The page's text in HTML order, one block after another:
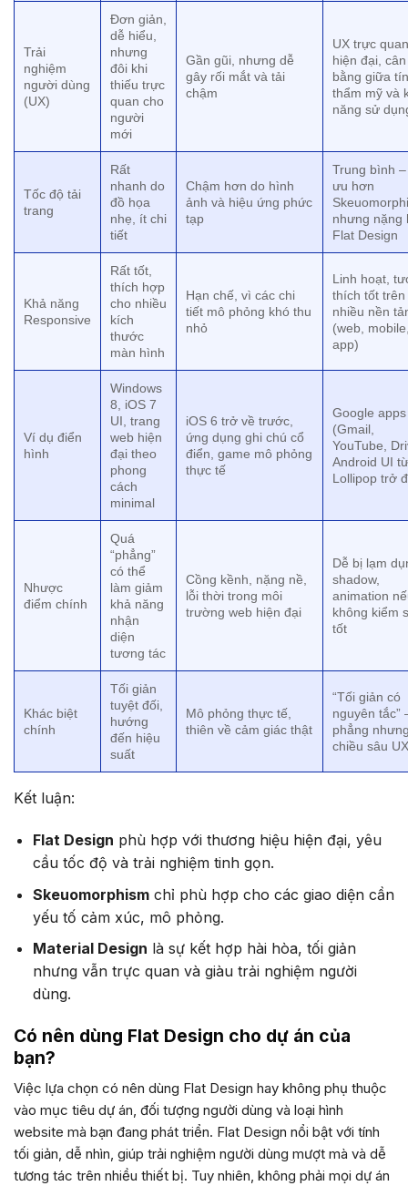
Trải
nghiệm
người dùng
(UX)
Đơn giản,
dễ hiểu,
nhưng
đôi khi
thiếu trực
quan cho
người
mới
Gần gũi, nhưng dễ
gây rối mắt và tải
chậm
UX trực
hiện đại, cân
bằng giữa
thẩm mỹ và
năng sử
Tốc độ tải
trang
Rất
nhanh do
đồ họa
nhẹ, ít chi
tiết
Chậm hơn do hình
ảnh và hiệu ứng phức
tạp
Trung bình
ưu hơn
nhưng nặng
Flat Design
Khả năng
Responsive
Rất tốt,
thích hợp
cho nhiều
kích
thước
màn hình
Hạn chế, vì các chi
tiết mô phỏng khó thu
nhỏ
Linh hoạt,
thích tốt trên
nhiều nền
(web,
app)
Ví dụ điển
hình
Windows
8, iOS 7
UI, trang
web hiện
đại theo
phong
cách
minimal
iOS 6 trở về trước,
ứng dụng ghi chú cổ
điển, game mô phỏng
thực tế
Google apps
(Gmail,
YouTube,
Android UI từ
Lollipop trở
Nhược
điểm chính
Quá
“phẳng”
có thể
làm giảm
khả năng
nhận
diện
tương tác
Cồng kềnh, nặng nề,
lỗi thời trong môi
trường web hiện đại
Dễ bị lạm
shadow,
animation
không kiểm
tốt
Khác biệt
chính
Tối giản
tuyệt đối,
hướng
đến hiệu
suất
Mô phỏng thực tế,
thiên về cảm giác thật
“Tối giản có
nguyên tắc”
phẳng
chiều sâu UX
Kết luận:
Flat Design phù hợp với thương hiệu hiện đại, yêu
cầu tốc độ và trải nghiệm tinh gọn.
Skeuomorphismchỉ phù hợp cho các giao diện cần
yếu tố cảm xúc, mô phỏng.
Material Design là sự kết hợp hài hòa, tối giản
nhưng vẫn trực quan và giàu trải nghiệm người
dùng.
Có nên dùng Flat Design cho dự án của
bạn?
Việc lựa chọn có nên dùng Flat Design hay không phụ thuộc
vào mục tiêu dự án, đối tượng người dùng và loại hình
website mà bạn đang phát triển. Flat Design nổi bật với tính
tối giản, dễ nhìn, giúp trải nghiệm người dùng mượt mà và dễ
tương tác trên nhiều thiết bị. Tuy nhiên, không phải mọi dự án